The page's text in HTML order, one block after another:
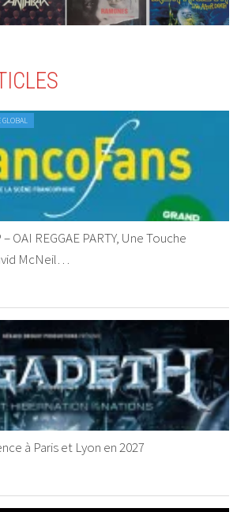
OAI REGGAE PARTY, Une Touche
McNeil…
à Paris et Lyon en 2027